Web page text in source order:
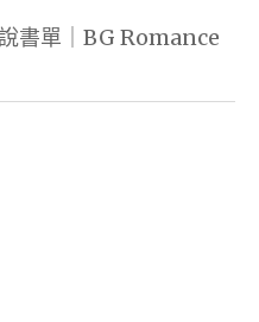
書單｜BG Romance